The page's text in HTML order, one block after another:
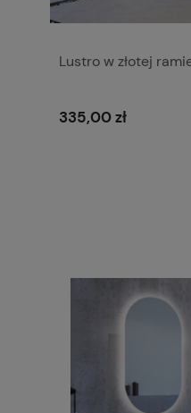
Lustro w złotej
335,00 zł